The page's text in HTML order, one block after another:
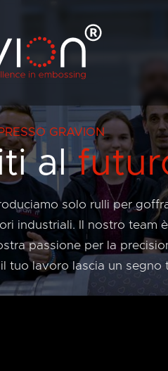
GRAVION
al
solo rulli per
industriali. Il nostro team
passione per la
tuo lavoro lascia un segno